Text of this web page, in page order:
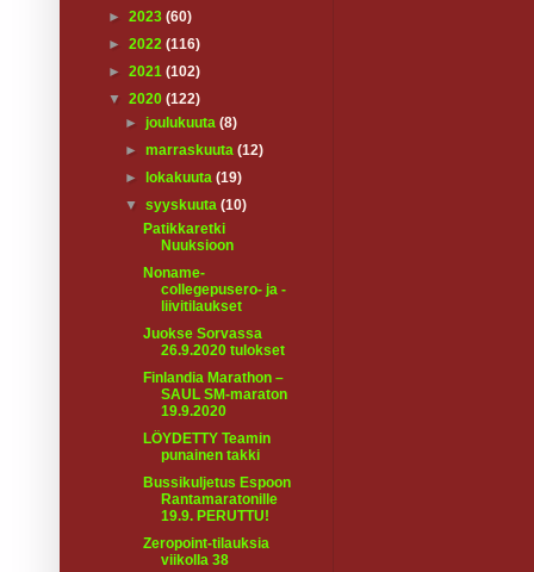
► 2023 (60)
► 2022 (116)
► 2021 (102)
▼ 2020 (122)
►joulukuuta(8)
►marraskuuta(12)
►
lokakuuta(19)
▼syyskuuta(10)
Patikkaretki
Nuuksioon
Noname-
collegepusero- ja -
liivitilaukset
Juokse Sorvassa
26.9.2020 tulokset
Finlandia Marathon –
SAUL SM-maraton
19.9.2020
LÖYDETTY Teamin
punainen takki
Bussikuljetus Espoon
Rantamaratonille
19.9. PERUTTU!
Zeropoint-tilauksia
viikolla 38